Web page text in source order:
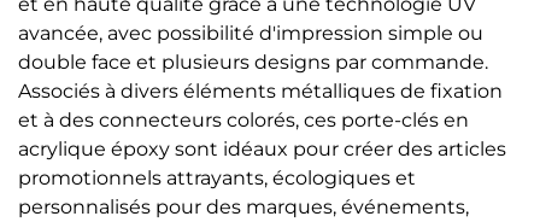
avancée, avec possibilité d'impression simple ou
double face et plusieurs designs par commande.
Associés à divers éléments métalliques de fixation
et à des connecteurs colorés, ces porte-clés en
acrylique époxy sont idéaux pour créer des articles
promotionnels attrayants, écologiques et
personnalisés pour des marques, événements,